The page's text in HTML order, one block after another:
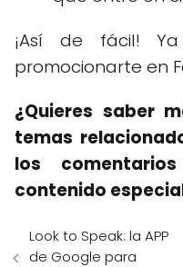
¡Así de fácil!
promocionarte en
¿Quieres saber
temas
los
contenido
Look to Speak: la APP
de Google para